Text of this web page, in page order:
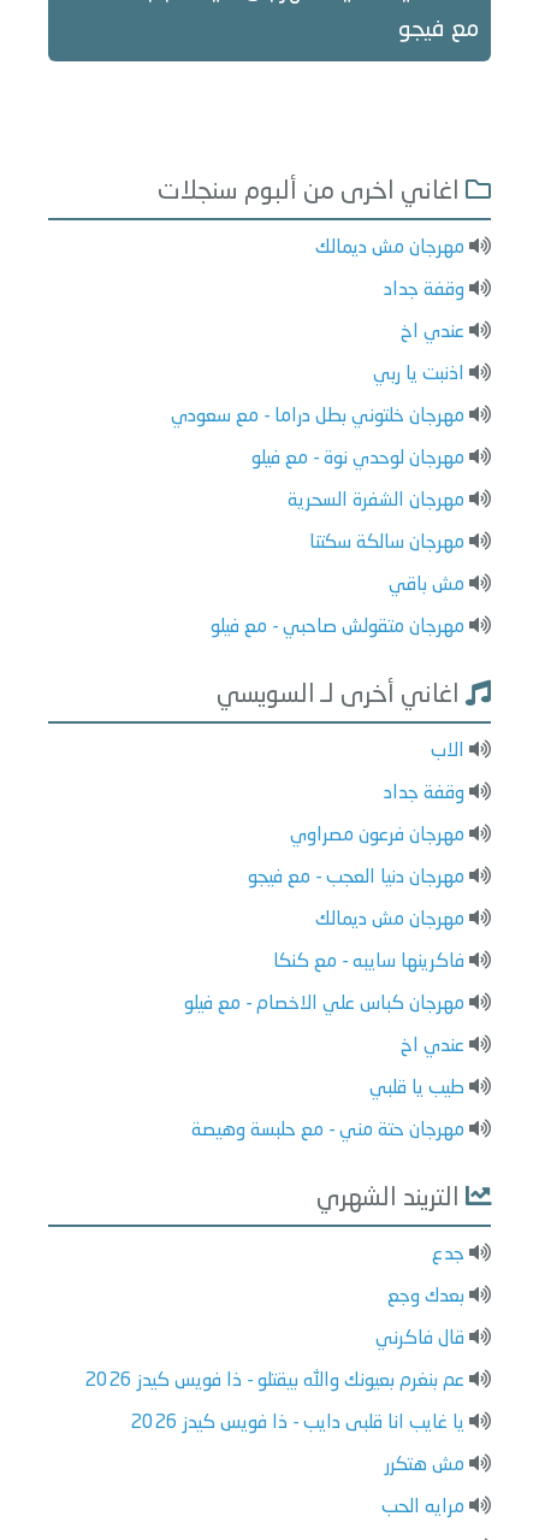
مع فيجو
اغاني اخرى من ألبوم سنجلات
مهرجان مش ديمالك
وقفة جداد
عندي اخ
اذنبت يا ربي
مهرجان خلتوني بطل دراما - مع سعودي
مهرجان لوحدي نوة - مع فيلو
مهرجان الشفرة السحرية
مهرجان سالكة سكتنا
مش باقي
مهرجان متقولش صاحبي - مع فيلو
اغاني أخرى لـ السويسي
الاب
وقفة جداد
مهرجان فرعون مصراوي
مهرجان دنيا العجب - مع فيجو
مهرجان مش ديمالك
فاكرينها سايبه - مع كنكا
مهرجان كباس علي الاخصام - مع فيلو
عندي اخ
طيب يا قلبي
مهرجان حتة مني - مع حلبسة وهيصة
التريند الشهري
جدع
بعدك وجع
قال فاكرني
عم بنغرم بعيونك والله بيقتلو - ذا فويس كيدز 2026
يا غايب انا قلبى دايب - ذا فويس كيدز 2026
مش هتكرر
مرايه الحب